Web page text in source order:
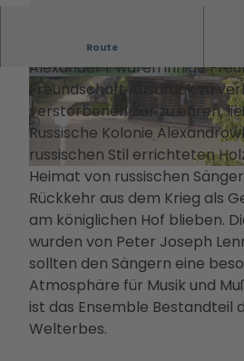
Havelseen
Winterausz
eit in
Potsdam
Goldener
Herbst
Kunst &
Kultur
Dein
Potsdam-
Blog
Dein
Potsdam-
Podcast
ours
Digitale
Stadterl
ebnisse
Veranst
altunge
n
Essen &
Trinken
Unterkü
nfte
Bahnhit
n
Servi
ce
Loca
tions
Rah
men
prog
ram
me
Kont
akt
&
Bera
Infoma
terial
Bonusk
arte
Anreise
men
Die
PMS
G
Touri
smus
in
Pots
dam
Kam
pagn
en &
Proje
kte
© André Stiebitz, Lizenz: PMSG
© André Stiebitz, Lizenz: PMSG © André
Route
Friedrich Wilhelm III. und der
Alexander I. waren innige
Freundschaft Ausdruck zu
verstorbenen Zar zu ehren,
Russische Kolonie
russischen Stil errichteten
Heimat von russischen
Rückkehr aus dem Krieg als
am königlichen Hof blieben.
wurden von Peter Joseph
sollten den Sängern eine
Atmosphäre für Musik und
ist das Ensemble Bestandteil
Welterbes.